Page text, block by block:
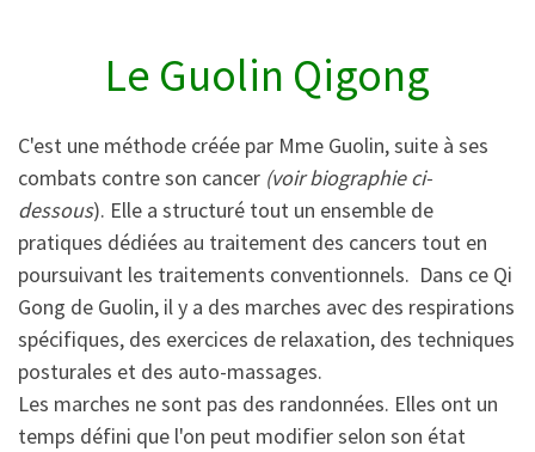
Le Guolin Qigong
C'est une méthode créée par Mme Guolin, suite à ses
combats contre son cancer (voir biographie ci-
dessous). Elle a structuré tout un ensemble de
pratiques dédiées au traitement des cancers tout en
poursuivant les traitements conventionnels. Dans ce Qi
Gong de Guolin, il y a des marches avec des respirations
spécifiques, des exercices de relaxation, des techniques
posturales et des auto-massages.
Les marches ne sont pas des randonnées. Elles ont un
temps défini que l'on peut modifier selon son état